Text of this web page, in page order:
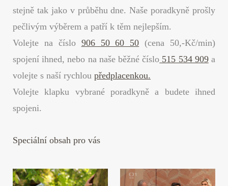
stejně tak jako v průběhu dne. Naše poradkyně prošly
pečlivým výběrem a patří k těm nejlepším.
Volejte na číslo 906 50 60 50 (cena 50,-Kč/min)
spojení ihned, nebo na naše běžné číslo 515 534 909a
volejte s naší rychlou předplacenkou.
Volejte klapku vybrané poradkyně a budete ihned
spojeni.
Speciální obsah pro vás